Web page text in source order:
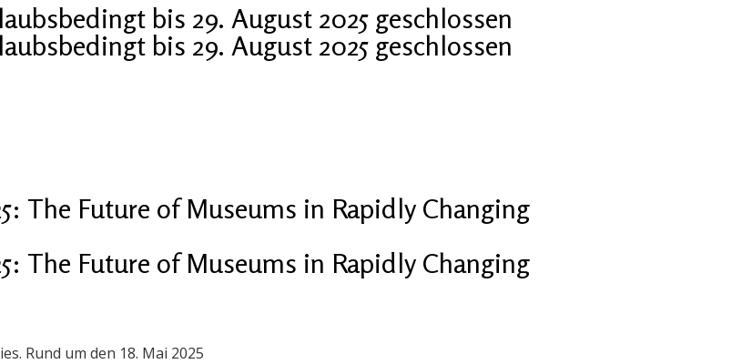
bis 29. August 2025 geschlossen
bis 29. August 2025 geschlossen
The Future of Museums in Rapidly Changing
The Future of Museums in Rapidly Changing
Rund um den 18. Mai 2025